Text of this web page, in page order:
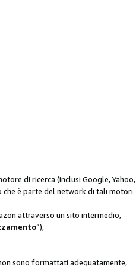
di ricerca (inclusi Google, Yahoo,
che è parte del network di tali motori
attraverso un sito intermedio,
”),
sono formattati adeguatamente,